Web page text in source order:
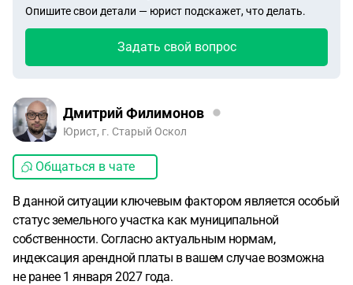
Опишите свои детали — юрист подскажет, что делать.
Задать свой вопрос
Дмитрий Филимонов
Юрист, г. Старый Оскол
Общаться в чате
В данной ситуации ключевым фактором является особый
статус земельного участка как муниципальной
собственности. Согласно актуальным нормам,
индексация арендной платы в вашем случае возможна
не ранее 1 января 2027 года.